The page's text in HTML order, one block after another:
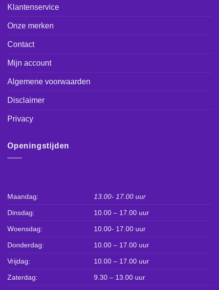
Klantenservice
Onze merken
Contact
Mijn account
Algemene voorwaarden
Disclaimer
Privacy
Openingstijden
Maandag: 13.00- 17.00 uur
Dinsdag: 10.00 – 17.00 uur
Woensdag: 10.00- 17.00 uur
Donderdag: 10.00 – 17.00 uur
Vrijdag: 10.00 – 17.00 uur
Zaterdag: 9.30 – 13.00 uur